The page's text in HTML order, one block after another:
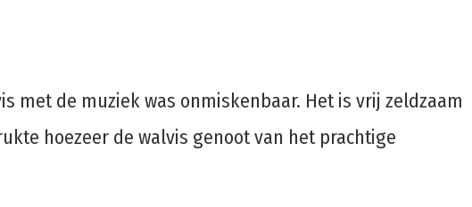
met de muziek was onmiskenbaar. Het is vrij zeldzaam
hoezeer de walvis genoot van het prachtige